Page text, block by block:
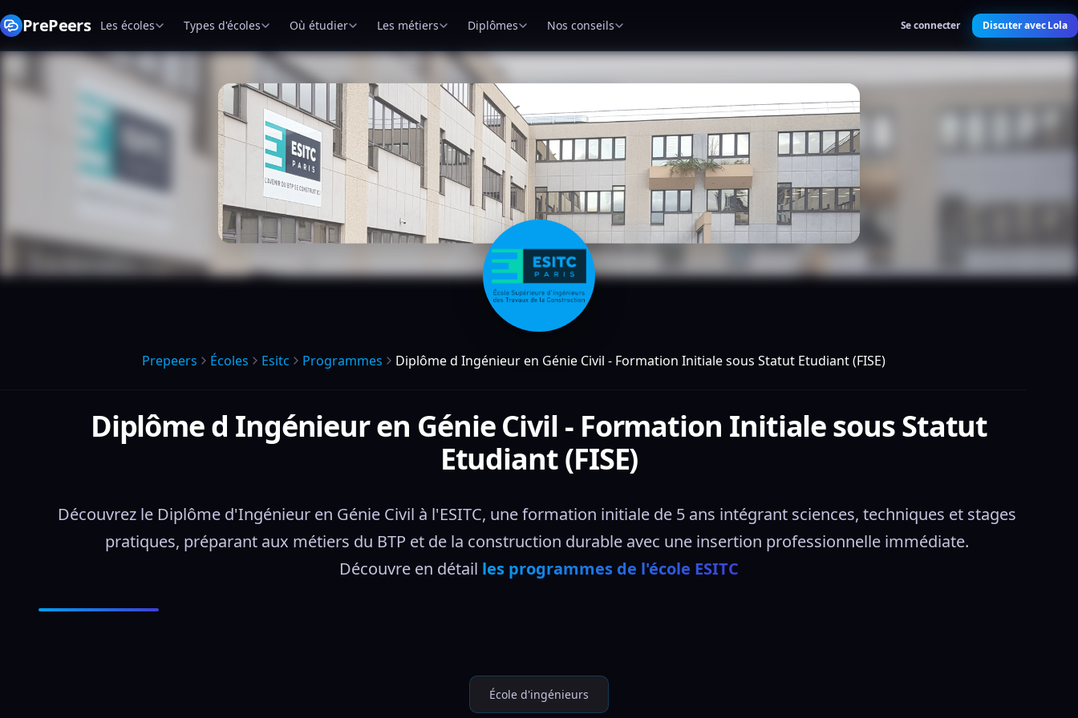
PrePeers Les écoles Types d'écoles Où étudier Les métiers Diplômes Nos conseils Se connecter Discuter avec Lola
Prepeers Écoles Esitc Programmes Diplôme d Ingénieur en Génie Civil - Formation Initiale sous Statut Etudiant (FISE)
Diplôme d Ingénieur en Génie Civil - Formation Initiale sous Statut
Etudiant (FISE)
Découvrez le Diplôme d'Ingénieur en Génie Civil à l'ESITC, une formation initiale de 5 ans intégrant sciences, techniques et stages
pratiques, préparant aux métiers du BTP et de la construction durable avec une insertion professionnelle immédiate.
Découvre en détail les programmes de l'école ESITC
École d'ingénieurs